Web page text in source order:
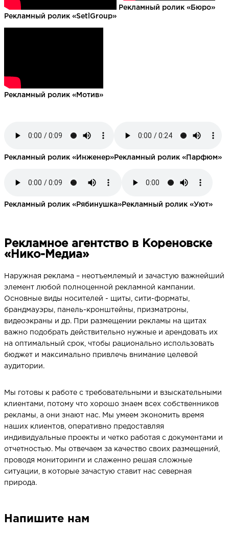
Рекламный ролик «SetlGroup»
Рекламный ролик «Бюро»
Рекламный ролик «Мотив»
Рекламный ролик «Инженер» Рекламный ролик «Парфюм»
Рекламный ролик «Рябинушка» Рекламный ролик «Уют»
Рекламное агентство в Кореновске
«Нико-Медиа»
Наружная реклама – неотъемлемый и зачастую важнейший
элемент любой полноценной рекламной кампании.
Основные виды носителей - щиты, сити-форматы,
брандмауэры, панель-кронштейны, призматроны,
видеоэкраны и др. При размещении рекламы на щитах
важно подобрать действительно нужные и арендовать их
на оптимальный срок, чтобы рационально использовать
бюджет и максимально привлечь внимание целевой
аудитории.
Мы готовы к работе с требовательными и взыскательными
клиентами, потому что хорошо знаем всех собственников
рекламы, а они знают нас. Мы умеем экономить время
наших клиентов, оперативно предоставляя
индивидуальные проекты и четко работая с документами и
отчетностью. Мы отвечаем за качество своих размещений,
проводя мониторинги и слаженно решая сложные
ситуации, в которые зачастую ставит нас северная
природа.
Напишите нам